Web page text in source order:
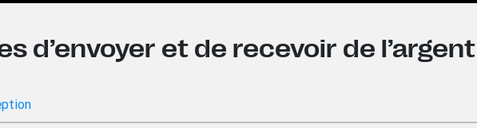
d’envoyer et de recevoir de